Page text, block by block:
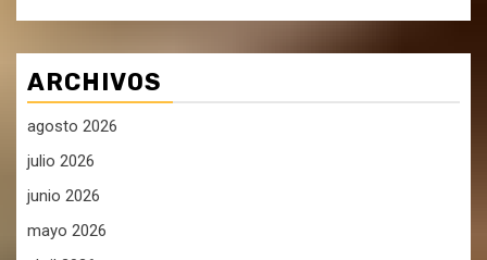
ARCHIVOS
agosto 2026
julio 2026
junio 2026
mayo 2026